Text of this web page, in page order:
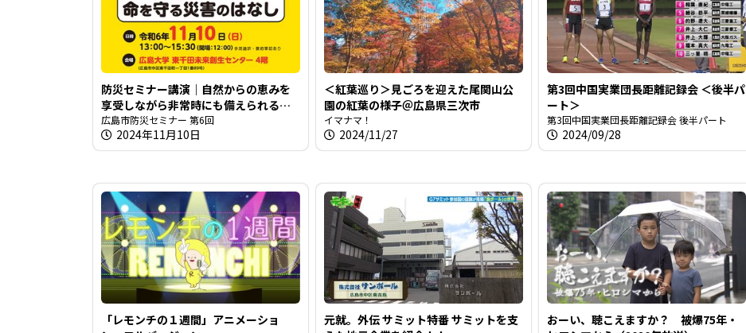
防災セミナー講演｜自然からの恵みを
享受しながら非常時にも備えられるよ
うに【広島市防災セミナー】
広島市防災セミナー 第6回
2024年11月10日
＜紅葉巡り＞見ごろを迎えた尾関山公
園の紅葉の様子＠広島県三次市
イマナマ！
2024/11/27
第3回中国実業団長距離記録会 ＜後半パ
ート＞
第3回中国実業団長距離記録会 後半パート
2024/09/28
「レモンチの１週間」アニメーショ
元就。外伝 サミット特番 サミットを支
おーい、聴こえますか？ 被爆75年・